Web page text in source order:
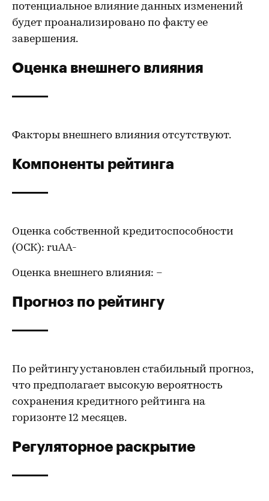
потенциальное влияние данных изменений
будет проанализировано по факту ее
завершения.
Оценка внешнего влияния
Факторы внешнего влияния отсутствуют.
Компоненты рейтинга
Оценка собственной кредитоспособности
(ОСК): ruAA-
Оценка внешнего влияния: –
Прогноз по рейтингу
По рейтингу установлен стабильный прогноз,
что предполагает высокую вероятность
сохранения кредитного рейтинга на
горизонте 12 месяцев.
Регуляторное раскрытие